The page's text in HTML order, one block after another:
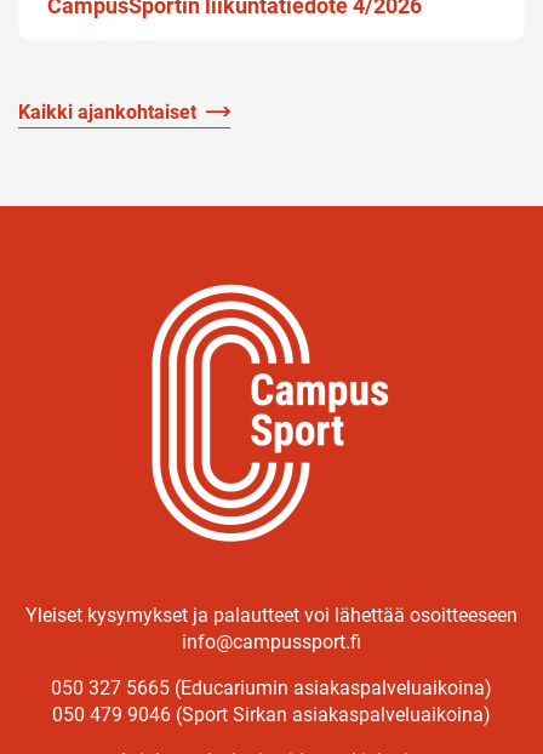
Kaikki ajankohtaiset
Yleiset kysymykset ja palautteet voi lähettää osoitteeseen
info@campussport.fi
050 327 5665 (Educariumin asiakaspalveluaikoina)
050 479 9046 (Sport Sirkan asiakaspalveluaikoina)